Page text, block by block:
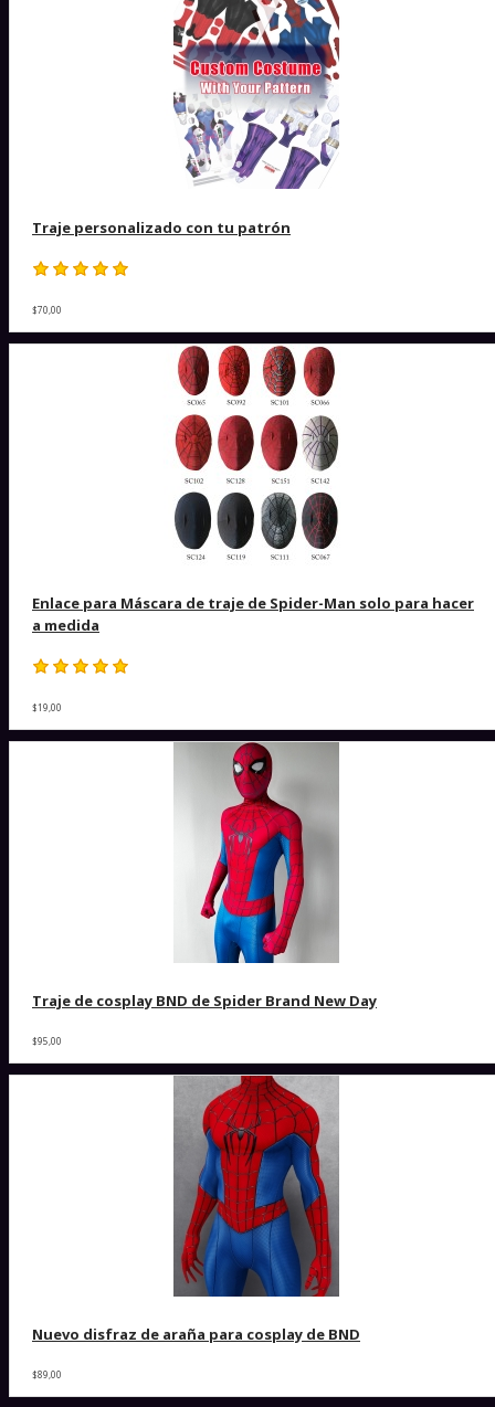
Traje personalizado con tu patrón
$70,00
Enlace para Máscara de traje de Spider-Man solo para hacer
a medida
$19,00
Traje de cosplay BND de Spider Brand New Day
$95,00
Nuevo disfraz de araña para cosplay de BND
$89,00